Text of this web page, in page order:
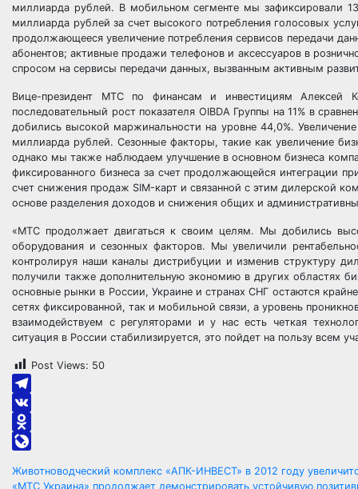
миллиарда рублей. В мобильном сегменте мы зафиксировали
миллиарда рублей за счет высокого потребления голосовых
продолжающееся увеличение потребления сервисов передачи
абонентов; активные продажи телефонов и аксессуаров в
спросом на сервисы передачи данных, вызванным активным
Вице-президент МТС по финансам и инвестициям Алексей
последовательный рост показателя OIBDA Группы на 11% в
добились высокой маржинальности на уровне 44,0%.
миллиарда рублей. Сезонные факторы, такие как увеличение
однако мы также наблюдаем улучшение в основном бизнеса
фиксированного бизнеса за счет продолжающейся интеграции
счет снижения продаж SIM-карт и связанной с этим дилерской
основе разделения доходов и снижения общих и
«МТС продолжает двигаться к своим целям. Мы добились
оборудования и сезонных факторов. Мы увеличили
контролируя наши каналы дистрибуции и изменив структуру
получили также дополнительную экономию в других областях
основные рынки в России, Украине и странах СНГ остаются
сетях фиксированной, так и мобильной связи, а уровень
взаимодействуем с регуляторами и у нас есть четкая
ситуация в России стабилизируется, это пойдет на пользу всем
Post Views: 50
Telegram
VK
Odnoklassniki
Навигация
Животноводческий комплекс «АПК-ИНВЕСТ» в 2012 году
«МТС Украина» продолжает демонстрировать устойчивую